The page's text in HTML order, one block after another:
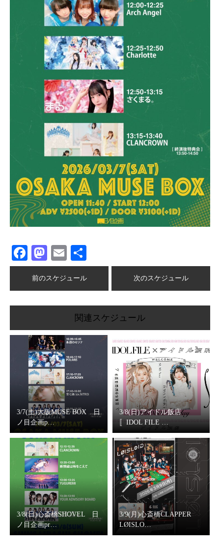
Facebook
Mastodon
Email
有
前のスケジュール 次のスケジュール
関連スケジュール
3/7(土)大阪MUSE BOX 日
ノ目企画p…
3/8(日)アイドル飯店
〚IDOL FILE …
3/8(日)心斎橋SHOVEL 日
ノ目企画pr…
3/9(月)心斎橋CLAPPER
LØISLO…